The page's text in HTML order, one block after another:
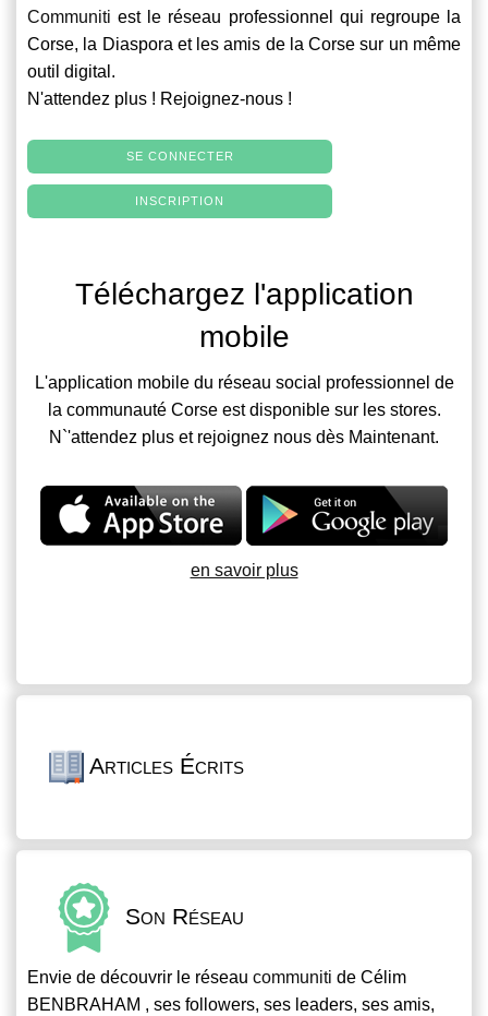
Communiti est le réseau professionnel qui regroupe la
Corse, la Diaspora et les amis de la Corse sur un même
outil digital.
N'attendez plus ! Rejoignez-nous !
SE CONNECTER
INSCRIPTION
Téléchargez l'application
mobile
L'application mobile du réseau social professionnel de
la communauté Corse est disponible sur les stores.
N`'attendez plus et rejoignez nous dès Maintenant.
en savoir plus
Articles Écrits
Son Réseau
Envie de découvrir le réseau communiti de Célim
BENBRAHAM , ses followers, ses leaders, ses amis,